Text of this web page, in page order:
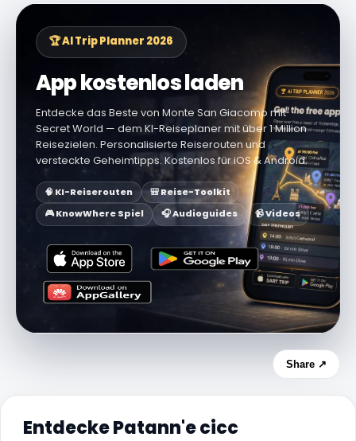
🏆 AI Trip Planner 2026
App kostenlos laden
Entdecke das Beste von Monte San Giacomo mit
Secret World — dem KI-Reiseplaner mit über 1 Million
Reisezielen. Personalisierte Reiserouten und
versteckte Geheimtipps. Kostenlos für iOS & Android.
🧠 KI-Reiserouten
🎒 Reise-Toolkit
🎮 KnowWhere Spiel
🎧 Audioguides 📹 Videos
Share ↗
Entdecke Patann'e cicc